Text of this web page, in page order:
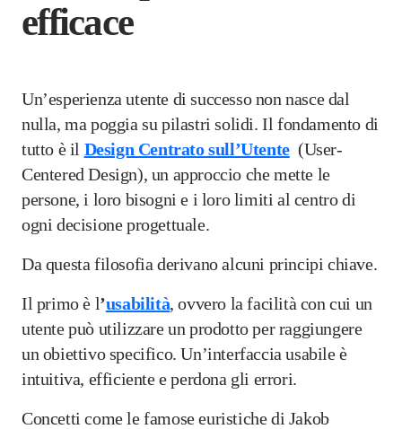
efficace
Un’esperienza utente di successo non nasce dal
nulla, ma poggia su pilastri solidi. Il fondamento di
tutto è il Design Centrato sull’Utente(User-
Centered Design), un approccio che mette le
persone, i loro bisogni e i loro limiti al centro di
ogni decisione progettuale.
Da questa filosofia derivano alcuni principi chiave.
Il primo è l’usabilità, ovvero la facilità con cui un
utente può utilizzare un prodotto per raggiungere
un obiettivo specifico. Un’interfaccia usabile è
intuitiva, efficiente e perdona gli errori.
Concetti come le famose euristiche di Jakob